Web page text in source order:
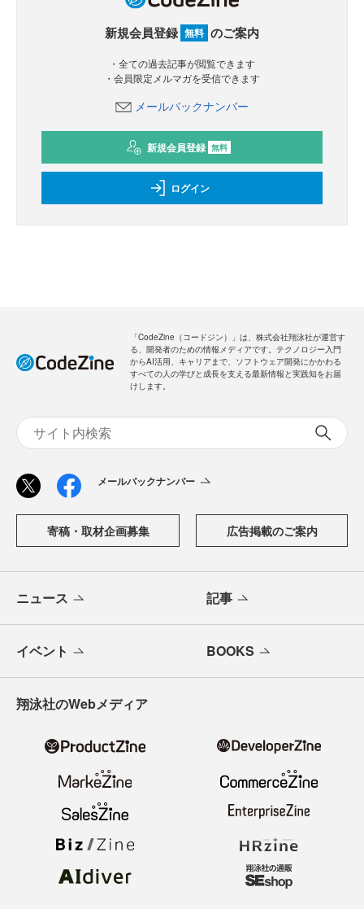
新規会員登録 無料 のご案内
・全ての過去記事が閲覧できます
・会員限定メルマガを受信できます
メールバックナンバー
新規会員登録 無料
ログイン
「CodeZine（コードジン）」は、株式会社翔泳社が運営す
る、開発者のための情報メディアです。テクノロジー入門
からAI活用、キャリアまで、ソフトウェア開発にかかわる
すべての人の学びと成長を支える最新情報と実践知をお届
けします。
メールバックナンバー
寄稿・取材企画募集 広告掲載のご案内
ニュース 記事
イベント BOOKS
翔泳社のWebメディア